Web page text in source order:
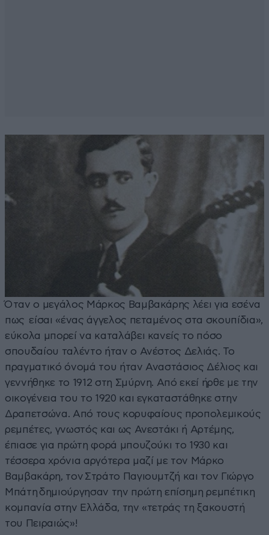
Όταν ο μεγάλος Μάρκος Βαμβακάρης λέει για εσένα
πως είσαι «ένας άγγελος πεταμένος στα σκουπίδια»,
εύκολα μπορεί να καταλάβει κανείς το πόσο
σπουδαίου ταλέντο ήταν ο Ανέστος Δελιάς. Το
πραγματικό όνομά του ήταν Αναστάσιος Δέλιος και
γεννήθηκε το 1912 στη Σμύρνη. Από εκεί ήρθε με την
οικογένεια του το 1920 και εγκαταστάθηκε στην
Δραπετσώνα. Από τους κορυφαίους προπολεμικούς
ρεμπέτες, γνωστός και ως Ανεστάκι ή Αρτέμης,
έπιασε για πρώτη φορά μπουζούκι το 1930 και
τέσσερα χρόνια αργότερα μαζί με τον Μάρκο
Βαμβακάρη, τον Στράτο Παγιουμτζή και τον Γιώργο
Μπάτη δημιούργησαν την πρώτη επίσημη ρεμπέτικη
κομπανία στην Ελλάδα, την «τετράς τη ξακουστή
του Πειραιώς»!